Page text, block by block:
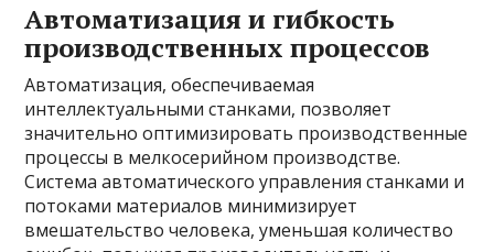
Автоматизация и гибкость
производственных процессов
Автоматизация, обеспечиваемая
интеллектуальными станками, позволяет
значительно оптимизировать производственные
процессы в мелкосерийном производстве.
Система автоматического управления станками и
потоками материалов минимизирует
вмешательство человека, уменьшая количество